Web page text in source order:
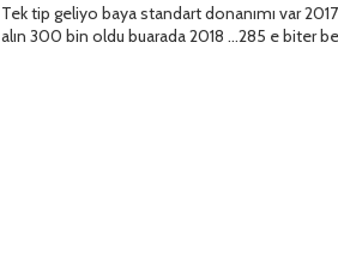
Tek tip geliyo baya standart donanımı var
alın 300 bin oldu buarada 2018 ...285 e biter